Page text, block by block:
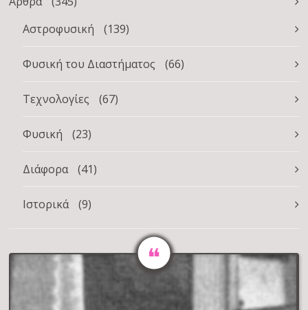
Αστροφυσική
(139)
Φυσική του Διαστήματος (66)
Τεχνολογίες (67)
Φυσική (23)
Διάφορα (41)
Ιστορικά (9)